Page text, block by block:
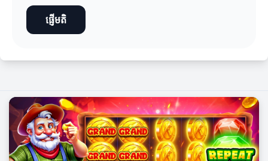
ផ្ញើមតិ